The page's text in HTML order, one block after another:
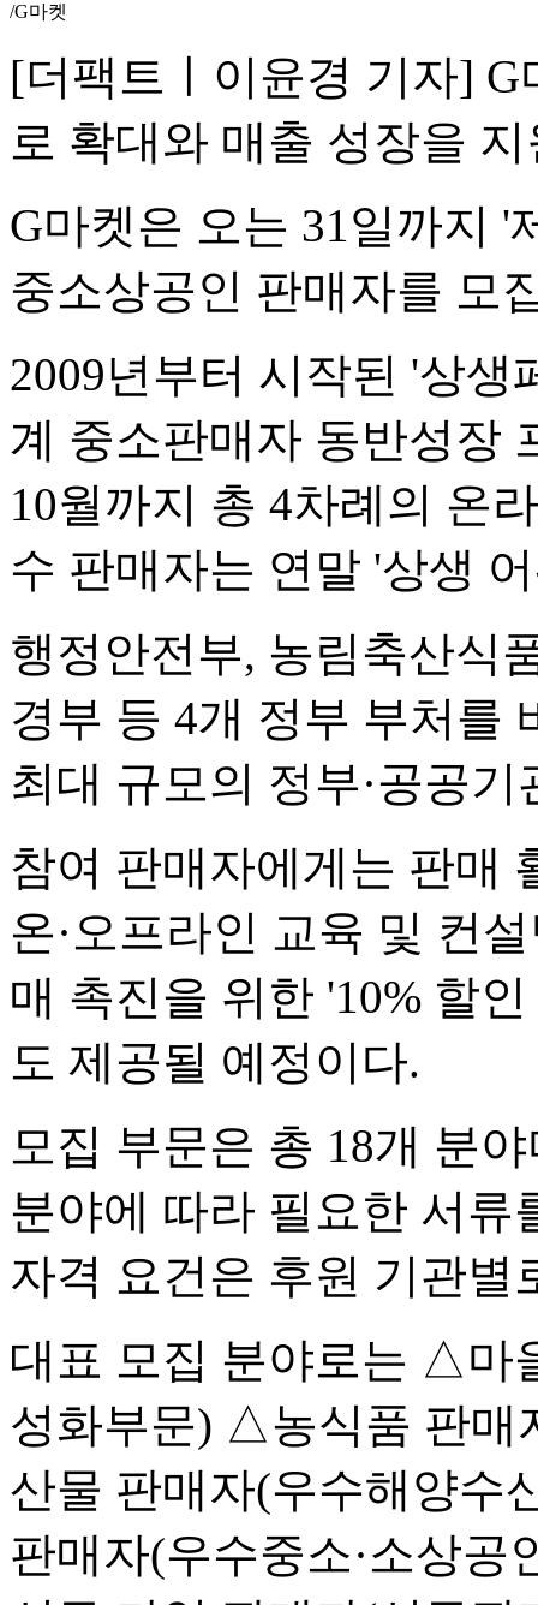
/G마켓
[더팩트ㅣ이윤경 기자]
로 확대와 매출 성장을
G마켓은 오는 31일까지 '
중소상공인 판매자를 모
2009년부터 시작된 '상생
계 중소판매자 동반성장
10월까지 총 4차례의 온
수 판매자는 연말 '상생
행정안전부, 농림축산식
경부 등 4개 정부 부처를
최대 규모의 정부·공공
참여 판매자에게는 판매
온·오프라인 교육 및 컨
매 촉진을 위한 '10% 할
도 제공될 예정이다.
모집 부문은 총 18개 분
분야에 따라 필요한 서류
자격 요건은 후원 기관별
대표 모집 분야로는 △마
성화부문) △농식품 판
산물 판매자(우수해양수
판매자(우수중소·소상